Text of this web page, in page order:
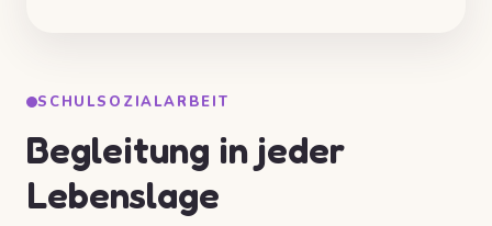
SCHULSOZIALARBEIT
Begleitung in jeder
Lebenslage